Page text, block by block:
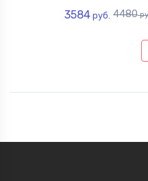
3584 руб. 4480